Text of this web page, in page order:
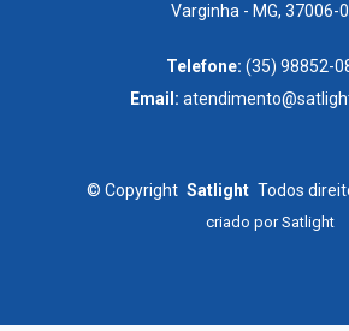
Varginha - MG, 37006-
Telefone: (35) 98852-
Email:
© Copyright Satlight Todos
criado porSatlight